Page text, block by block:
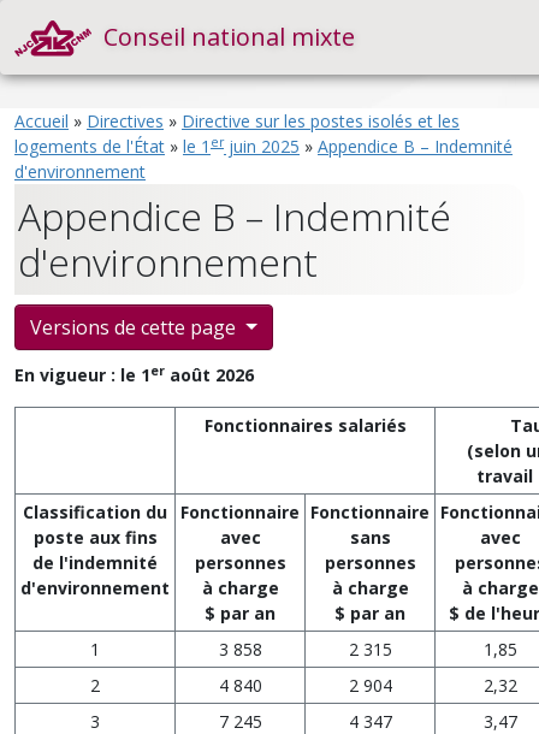
Conseil national mixte
Accueil » Directives » Directive sur les postes isolés et les
logements de l'État » le 1 erjuin 2025 » Appendice B – Indemnité
d'environnement
Appendice B – Indemnité
d'environnement
Versions de cette page
En vigueur : le 1er août 2026
Fonctionnaires salariés
(selon
travail
Classification du
poste aux fins
de l'indemnité
d'environnement
Fonctionnaire
avec
personnes
à charge
$ par an
Fonctionnaire
sans
personnes
à charge
$ par an
avec
à charge
$ de
1
3 858 2 315
1,85
2
4 840 2 904
2,32
3
7 245 4 347
3,47